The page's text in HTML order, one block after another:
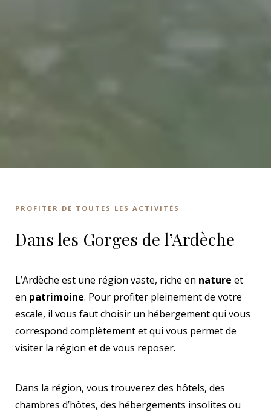
PROFITER DE TOUTES LES ACTIVITÉS
Dans les Gorges de l’Ardèche
L’Ardèche est une région vaste, riche en nature et
en patrimoine. Pour profiter pleinement de votre
escale, il vous faut choisir un hébergement qui vous
correspond complètement et qui vous permet de
visiter la région et de vous reposer.
Dans la région, vous trouverez des hôtels, des
chambres d’hôtes, des hébergements insolites ou